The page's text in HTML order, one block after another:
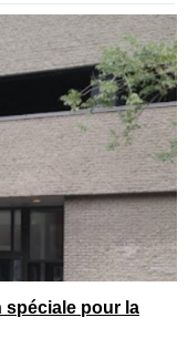
spéciale pour la